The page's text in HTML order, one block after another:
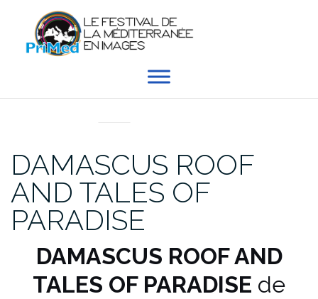
contenu
DAMASCUS ROOF
AND TALES OF
PARADISE
DAMASCUS ROOF AND
TALES OF PARADISE de